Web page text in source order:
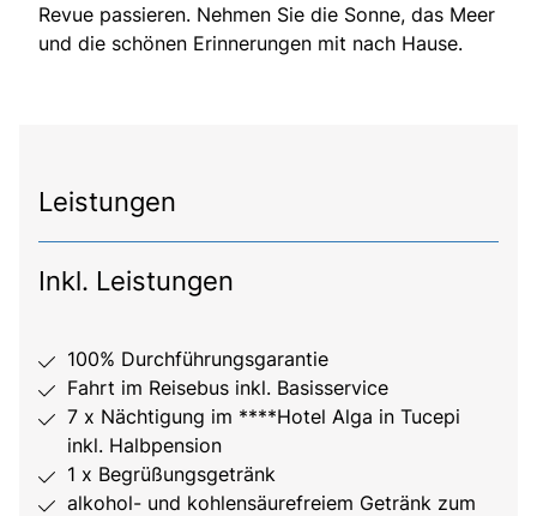
Revue passieren. Nehmen Sie die Sonne, das Meer
und die schönen Erinnerungen mit nach Hause.
Leistungen
Inkl. Leistungen
100% Durchführungsgarantie
Fahrt im Reisebus inkl. Basisservice
7 x Nächtigung im ****Hotel Alga in Tucepi
inkl. Halbpension
1 x Begrüßungsgetränk
alkohol- und kohlensäurefreiem Getränk zum